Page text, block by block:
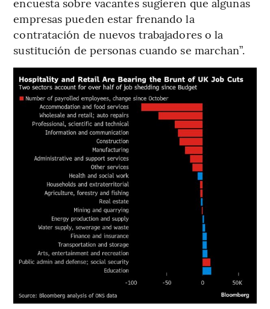
empresas pueden estar frenando la
contratación de nuevos trabajadores o la
sustitución de personas cuando se marchan”.